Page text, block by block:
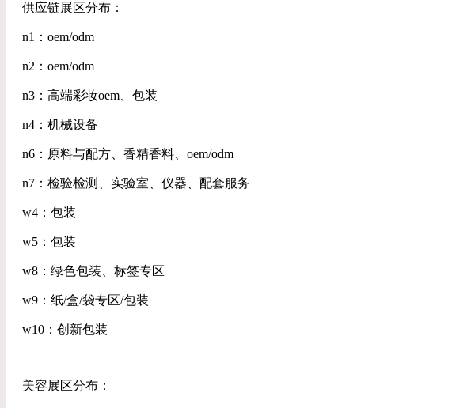
供应链展区分布：
n1：oem/odm
n2：oem/odm
n3：高端彩妆oem、包装
n4：机械设备
n6：原料与配方、香精香料、oem/odm
n7：检验检测、实验室、仪器、配套服务
w4：包装
w5：包装
w8：绿色包装、标签专区
w9：纸/盒/袋专区/包装
w10：创新包装
美容展区分布：